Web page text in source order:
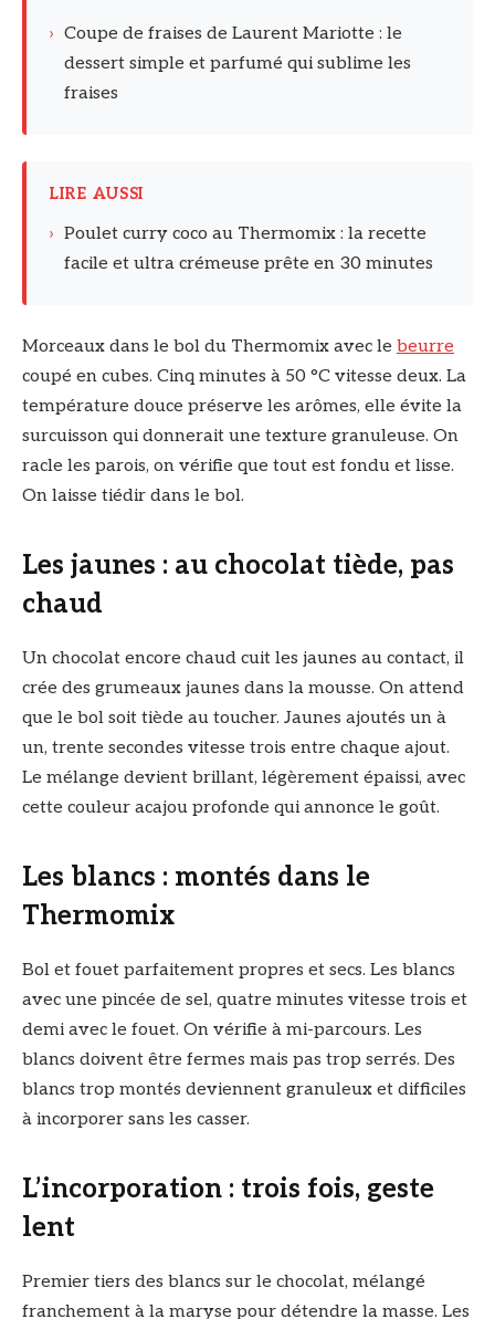
› Coupe de fraises de Laurent Mariotte : le
dessert simple et parfumé qui sublime les
fraises
LIRE AUSSI
› Poulet curry coco au Thermomix : la recette
facile et ultra crémeuse prête en 30 minutes
Morceaux dans le bol du Thermomix avec le beurre
coupé en cubes. Cinq minutes à 50 °C vitesse deux. La
température douce préserve les arômes, elle évite la
surcuisson qui donnerait une texture granuleuse. On
racle les parois, on vérifie que tout est fondu et lisse.
On laisse tiédir dans le bol.
Les jaunes : au chocolat tiède, pas
chaud
Un chocolat encore chaud cuit les jaunes au contact, il
crée des grumeaux jaunes dans la mousse. On attend
que le bol soit tiède au toucher. Jaunes ajoutés un à
un, trente secondes vitesse trois entre chaque ajout.
Le mélange devient brillant, légèrement épaissi, avec
cette couleur acajou profonde qui annonce le goût.
Les blancs : montés dans le
Thermomix
Bol et fouet parfaitement propres et secs. Les blancs
avec une pincée de sel, quatre minutes vitesse trois et
demi avec le fouet. On vérifie à mi-parcours. Les
blancs doivent être fermes mais pas trop serrés. Des
blancs trop montés deviennent granuleux et difficiles
à incorporer sans les casser.
L’incorporation : trois fois, geste
lent
Premier tiers des blancs sur le chocolat, mélangé
franchement à la maryse pour détendre la masse. Les